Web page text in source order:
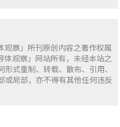
观察」所刊原创内容之著作权属
观察」网站所有，未经本站之
式重制、转载、散布、引用、
或局部，亦不得有其他任何违反